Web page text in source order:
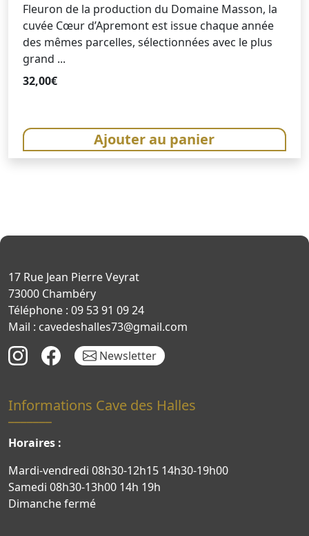
Fleuron de la production du Domaine Masson, la
cuvée Cœur d’Apremont est issue chaque année
des mêmes parcelles, sélectionnées avec le plus
grand ...
32,00€
Ajouter au panier
17 Rue Jean Pierre Veyrat
73000 Chambéry
Téléphone : 09 53 91 09 24
Mail : cavedeshalles73@gmail.com
Newsletter
Informations Cave des Halles
Horaires :
Mardi-vendredi 08h30-12h15 14h30-19h00
Samedi 08h30-13h00 14h 19h
Dimanche fermé